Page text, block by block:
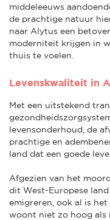
middeleeuws
de prachtige natuur
naar Alytus een
moderniteit krijgen in
thuis te voelen.
Levenskwaliteit in
Met een uitstekend
levensonderhoud, de
prachtige en
land dat een goede
Afgezien van het
dit West-Europese
emigreren, ook al is
woont niet zo hoog als